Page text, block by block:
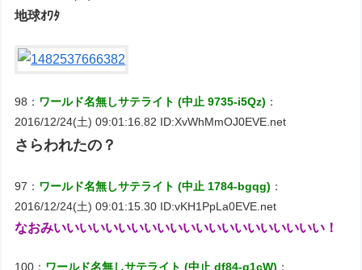
地球ｵﾜﾀ
98： ワールド名無しサテライト (中止 9735-i5Qz) ：
2016/12/24(土) 09:01:16.82 ID:XvWhMmOJ0EVE.net
さらわれたの？
97： ワールド名無しサテライト (中止 1784-bgqg) ：
2016/12/24(土) 09:01:15.30 ID:vKH1PpLa0EVE.net
なおみいいいいいいいいいいいいいいいいいいいいい！
100： ワールド名無しサテライト (中止 df84-g1cW) ：